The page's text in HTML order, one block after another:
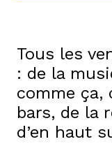
Tous les
: de la
comme ça,
bars, de la
d’en haut